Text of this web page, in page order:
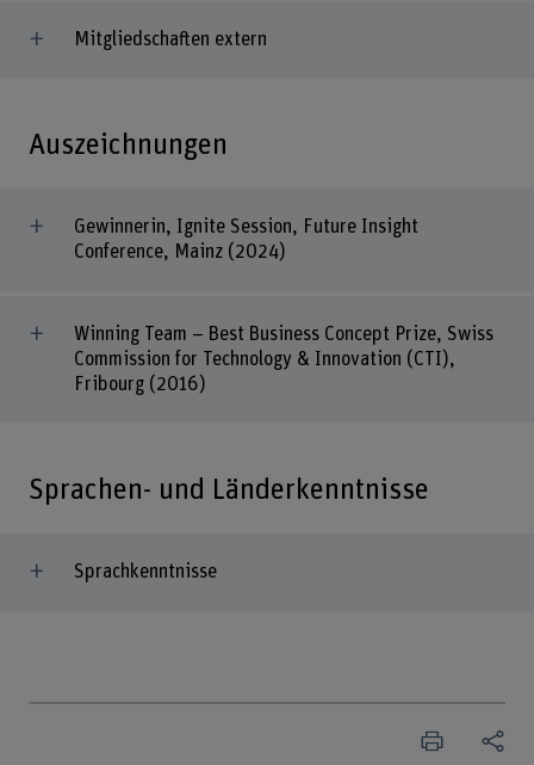
Mitgliedschaften extern
Auszeichnungen
Gewinnerin, Ignite Session, Future Insight
Conference, Mainz (2024)
Winning Team – Best Business Concept Prize, Swiss
Commission for Technology & Innovation (CTI),
Fribourg (2016)
Sprachen- und Länderkenntnisse
Sprachkenntnisse